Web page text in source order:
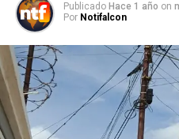
Publicado Hace 1 año on
Por Notifalcon